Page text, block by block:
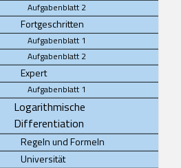
Aufgabenblatt 2
Fortgeschritten
Aufgabenblatt 1
Aufgabenblatt 2
Expert
Aufgabenblatt 1
Logarithmische
Differentiation
Regeln und Formeln
Universität